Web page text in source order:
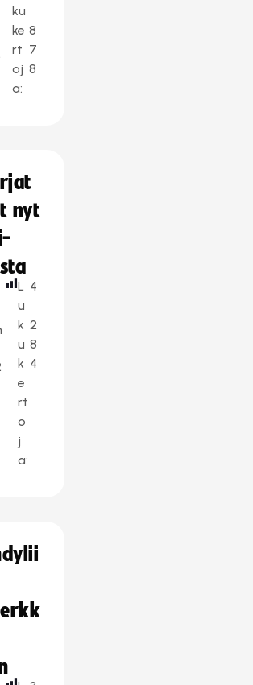
ku
ke
rt
oj
a:
8
7
8
nyt
L
u
k
u
k
e
rt
o
j
a:
4
2
8
4